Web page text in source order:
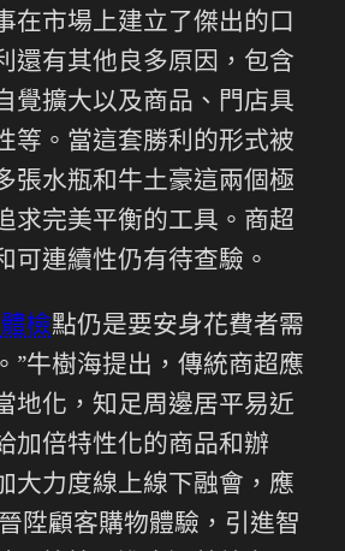
在市場上建立了傑出的口
還有其他良多原因，包含
覺擴大以及商品、門店具
等。當這套勝利的形式被
張水瓶和牛土豪這兩個極
求完美平衡的工具。商超
可連續性仍有待查驗。
檢點仍是要安身花費者需
”牛樹海提出，傳統商超應
地化，知足周邊居平易近
加倍特性化的商品和辦
大力度線上線下融會，應
陞顧客購物體驗，引進智